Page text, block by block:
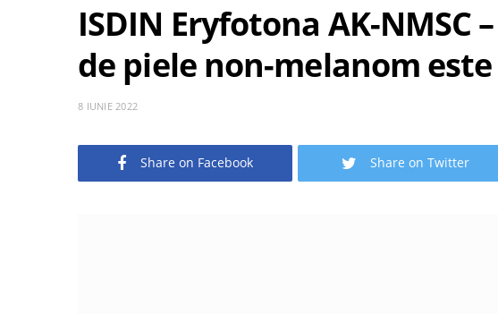
ISDIN Eryfotona AK-
de piele non-melanom
8 IUNIE 2022
Share on Facebook Share on Twitter